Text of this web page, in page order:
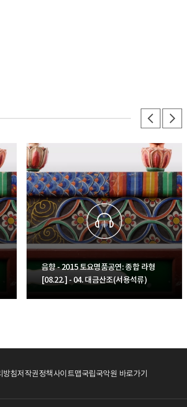
음향 - 2015 토요명품공연: 종합 라형
[08.22.] - 04. 대금산조(서용석류)
방침저작권정책사이트맵국립국악원 바로가기